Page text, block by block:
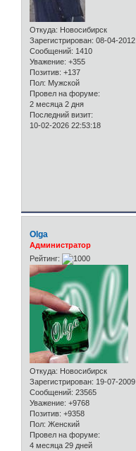
Откуда: Новосибирск
Зарегистрирован: 08-04-2012
Сообщений: 1410
Уважение: +355
Позитив: +137
Пол: Мужской
Провел на форуме:
2 месяца 2 дня
Последний визит:
10-02-2026 22:53:18
Olga
Администратор
Рейтинг:
Откуда: Новосибирск
Зарегистрирован: 19-07-2009
Сообщений: 23565
Уважение: +9768
Позитив: +9358
Пол: Женский
Провел на форуме:
4 месяца 29 дней